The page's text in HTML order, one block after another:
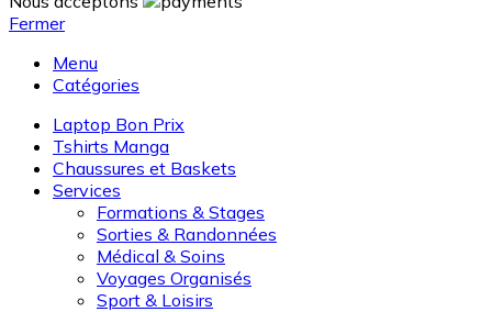
Fermer
Menu
Catégories
Laptop Bon Prix
Tshirts Manga
Chaussures et Baskets
Services
Formations & Stages
Sorties & Randonnées
Médical & Soins
Voyages Organisés
Sport & Loisirs